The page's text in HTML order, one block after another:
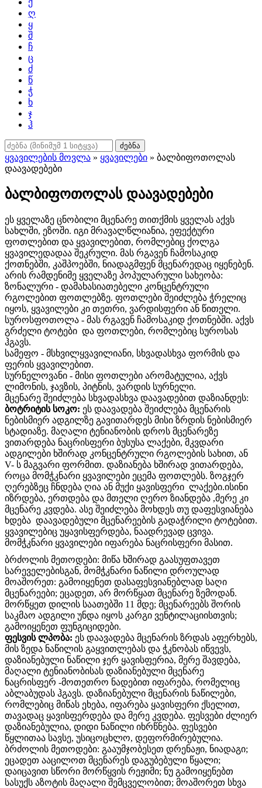
ქ
ღ
ყ
შ
ჩ
ც
ძ
წ
ჭ
ხ
ჯ
ჰ
ძებნა
ყვავილების მოვლა » ყვავილები » ბალბიფოთოლას
დაავადებები
ბალბიფოთოლას დაავადებები
ეს ყველაზე ცნობილი მცენარე თითქმის ყველას აქვს
სახლში, ეზოში. იგი მრავალწლიანია, ეფექტური
ფოთლებით და ყვავილებით, რომლებიც ქოლგა
ყვავილედადაა შეკრული. მას რგავენ ჩამოსაკიდ
ქოთნებში, კაშპოებში, ნიადაგმფენ მცენარედაც იყენებენ.
არის რამდენიმე ყველაზე პოპულარული სახეობა:
ზონალური - დამახასიათებელი კონცენტრული
რგოლებით ფოთლებზე. ფოთლები შეიძლება ჭრელიც
იყოს, ყვავილები კი თეთრი, ვარდისფერი ან წითელი.
სუროსფოთოლა - მას რგავენ ჩამოსაკიდ ქოთნებში. აქვს
გრძელი ტოტები და ფოთლები, რომლებიც სუროსას
ჰგავს.
სამეფო - მსხვილყვავილიანი, სხვადასხვა ფორმის და
ფერის ყვავილებით.
სურნელოვანი - მისი ფოთლები არომატულია, აქვს
ლიმონის, ჯავზის, პიტნის, ვარდის სურნელი.
მცენარე შეიძლება სხვადასხვა დაავადებით დაზიანდეს:
ბოტრიტის სოკო: ეს დაავადება შეიძლება მცენარის
ნებისმიერ ადგილზე გავითარდეს მისი ზრდის ნებისმიერ
სტადიაზე. მაღალი ტენიანობის დროს მცენარეზე
ვითარდება ნაცრისფერი ბუსუსა ლაქები, მკვდარი
ადგილები ხშირად კონცენტრული რგოლების სახით, ან
V- ს მაგვარი ფორმით. დაზიანება ხშირად ვითარდება,
როცა მომჭკნარი ყვავილები ეცემა ფოთლებს. ზოგჯერ
ღერებზეც ჩნდება ღია ან მუქი ყავისფერი ლაქები.ისინი
იზრდება, ერთდება და მთელი ღერო ზიანდება ,მერე კი
მცენარე კვდება. ასე შეიძლება მოხდეს თუ დაფესვიანება
ხდება დაავადებული მცენარეების გადაჭრილი ტოტებით.
ყვავილებიც უყავისფერდება, ნაადრევად ცვივა.
მომჭკნარი ყვავილები იფარება ნაცრისფერი მასით.
ბრძოლის მეთოდები: მიწა ხშირად გაასუფთავეთ
სარეველებისგან, მომჭკნარი ნაწილი დროულად
მოაშორეთ: გამოიყენეთ დასაფესვიანებლად საღი
მცენარეები; ეცადეთ, არ მორწყათ მცენარე ზემოდან.
მორწყეთ დილის საათებში 11 მდე; მცენარეებს შორის
საკმაო ადგილი უნდა იყოს კარგი ვენტილაციისთვის;
გამოიყენეთ ფუნგიციდები.
ფესვის ლპობა: ეს დაავადება მცენარის ზრდას აფერხებს,
მის ზედა ნაწილის გაყვითლებას და ჭკნობას იწვევს,
დაზიანებული ნაწილი ჯერ ყავისფერია, მერე შავდება,
მაღალი ტენიანობისას დაზიანებული მცენარე
ნაცრისფერ -მოთეთრო ნადებით იფარება, რომელიც
აბლაბუდას ჰგავს. დაზიანებული მცენარის ნაწილები,
რომლებიც მიწას ეხება, იფარება ყავისფერი ქსელით,
თავადაც ყავისფერდება და მერე კვდება. ფესვები ძლიერ
დაზიანებულია, დიდი ნაწილი იხრწნება. ფესვები
წყლითაა სავსე, უსიცოცხლო, დეფორმირებულია.
ბრძოლის მეთოდები: გააუმჯობესეთ დრენაჟი, ნიადაგი;
ეცადეთ ააცილოთ მცენარეს დაგუბებული წყალი;
დაიცავით სწორი მორწყვის რეჟიმი; ნუ გამოიყენებთ
სასუქს აზოტის მაღალი შემცველობით; მოაშორეთ სხვა